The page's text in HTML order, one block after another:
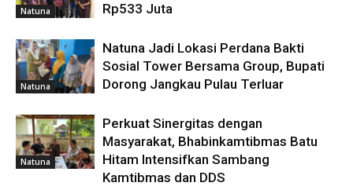
Natuna
Rp533 Juta
Natuna
Natuna Jadi Lokasi Perdana Bakti
Sosial Tower Bersama Group, Bupati
Dorong Jangkau Pulau Terluar
Natuna
Perkuat Sinergitas dengan
Masyarakat, Bhabinkamtibmas Batu
Hitam Intensifkan Sambang
Kamtibmas dan DDS